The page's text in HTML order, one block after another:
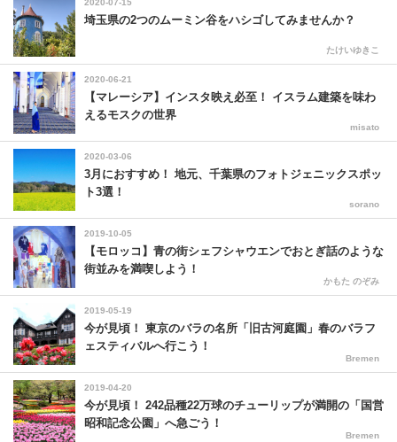
埼玉県の2つのムーミン谷をハシゴしてみませんか？
たけいゆきこ
2020-06-21
【マレーシア】インスタ映え必至！ イスラム建築を味わ
えるモスクの世界
misato
2020-03-06
3月におすすめ！ 地元、千葉県のフォトジェニックスポッ
ト3選！
sorano
2019-10-05
【モロッコ】青の街シェフシャウエンでおとぎ話のような
街並みを満喫しよう！
かもた のぞみ
2019-05-19
今が見頃！ 東京のバラの名所「旧古河庭園」春のバラフ
ェスティバルへ行こう！
Bremen
2019-04-20
今が見頃！ 242品種22万球のチューリップが満開の「国営
昭和記念公園」へ急ごう！
Bremen